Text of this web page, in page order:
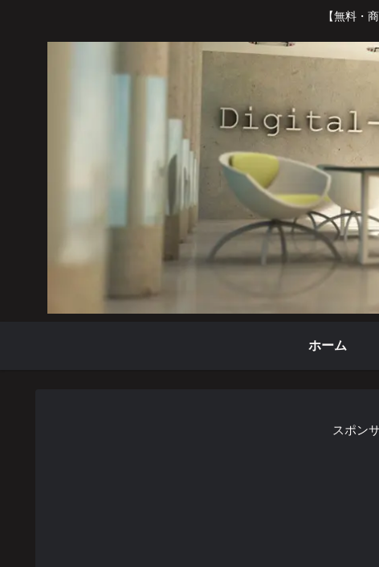
【無料・
ホーム
スポン